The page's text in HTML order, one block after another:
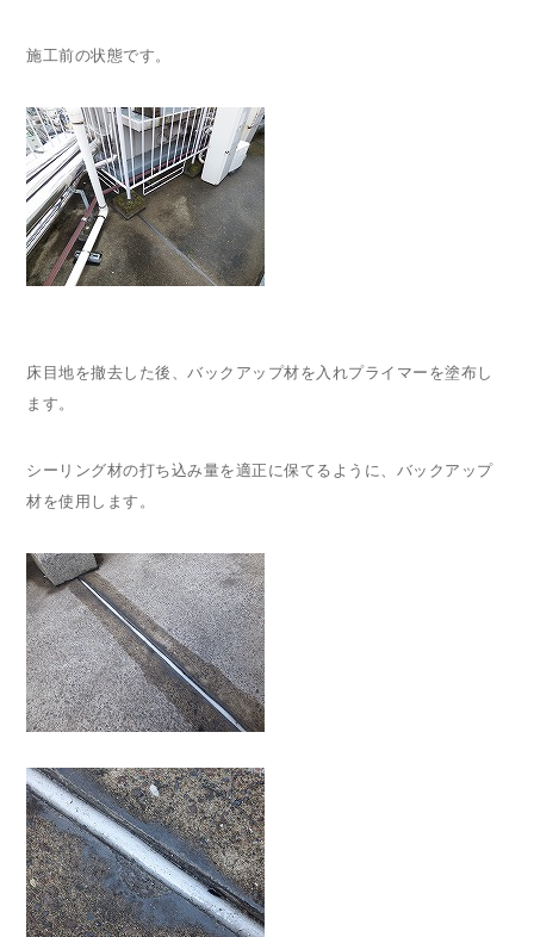
施工前の状態です。
床目地を撤去した後、バックアップ材を入れプライマーを塗布し
ます。
シーリング材の打ち込み量を適正に保てるように、バックアップ
材を使用します。